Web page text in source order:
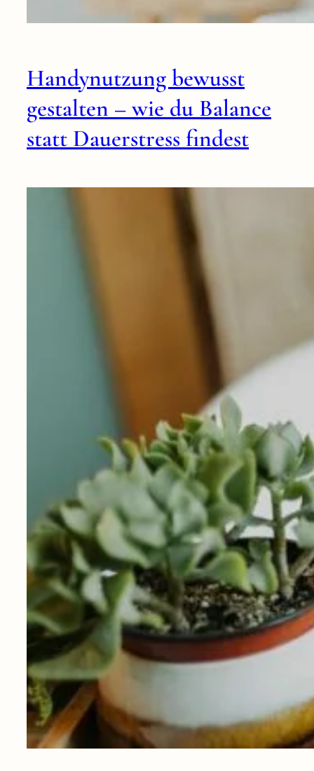
Handynutzung bewusst
gestalten – wie du Balance
statt Dauerstress findest